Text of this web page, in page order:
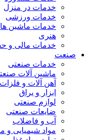
خدمات در منزل
خدمات ورزشی
خدمات ماشین
هنری
خدمات مالی و
صنعت
خدمات صنعتی
ماشین آلات
آهن آلات و فلزات
ابزار و یراق
لوازم صنعتی
ضایعات صنعتی
آب و فاضلاب
مواد شیمیایی و